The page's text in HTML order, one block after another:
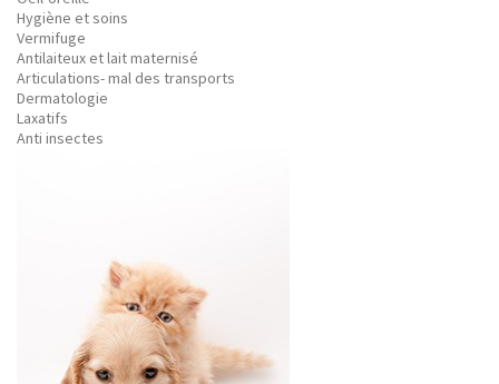
Hygiène et soins
Vermifuge
Antilaiteux et lait maternisé
Articulations- mal des transports
Dermatologie
Laxatifs
Anti insectes